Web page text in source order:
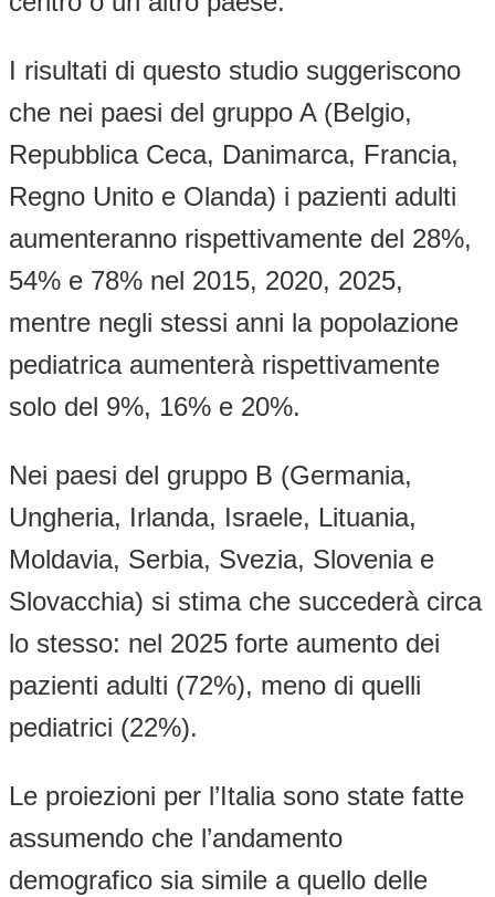
I risultati di questo studio suggeriscono
che nei paesi del gruppo A (Belgio,
Repubblica Ceca, Danimarca, Francia,
Regno Unito e Olanda) i pazienti adulti
aumenteranno rispettivamente del 28%,
54% e 78% nel 2015, 2020, 2025,
mentre negli stessi anni la popolazione
pediatrica aumenterà rispettivamente
solo del 9%, 16% e 20%.
Nei paesi del gruppo B (Germania,
Ungheria, Irlanda, Israele, Lituania,
Moldavia, Serbia, Svezia, Slovenia e
Slovacchia) si stima che succederà circa
lo stesso: nel 2025 forte aumento dei
pazienti adulti (72%), meno di quelli
pediatrici (22%).
Le proiezioni per l’Italia sono state fatte
assumendo che l’andamento
demografico sia simile a quello delle